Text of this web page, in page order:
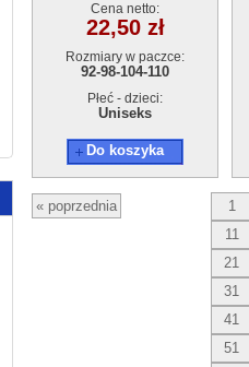
Cena netto:
22,50 zł
Rozmiary w paczce:
92-98-104-110
Płeć - dzieci:
Uniseks
Do koszyka
« poprzednia
1
11
21
31
41
51